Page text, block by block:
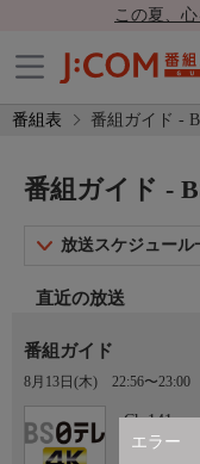
この夏、
番組表 番組ガイド -
エラー
番組ガイド -
放送スケジュール
直近の放送
番組ガイド
8月13日(木) 22:56〜23:00
Ch.141
BS日テレ